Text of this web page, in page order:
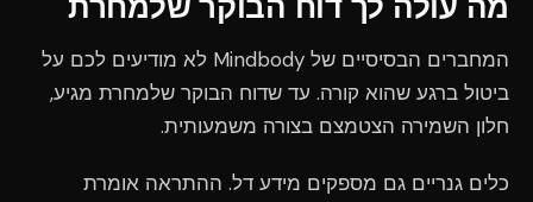
המחברים הבסיסיים של Mindbody לא מודיעים לכם על
ביטול ברגע שהוא קורה. עד שדוח הבוקר שלמחרת מגיע,
חלון השמירה הצטמצם בצורה משמעותית.
כלים גנריים גם מספקים מידע דל. ההתראה אומרת